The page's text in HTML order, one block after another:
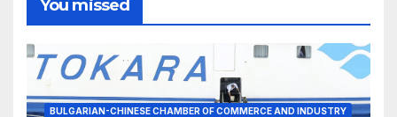
You missed
BULGARIAN-CHINESE CHAMBER OF COMMERCE AND INDUSTRY